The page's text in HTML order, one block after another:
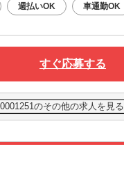
週払いOK 車通勤OK
すぐ応募する
のその他の求人を見る